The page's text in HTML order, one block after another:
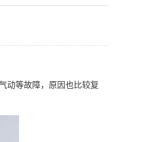
动等故障，原因也比较复